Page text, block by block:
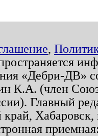
,
«Дебри-ДВ»
К.А. (член
Главный